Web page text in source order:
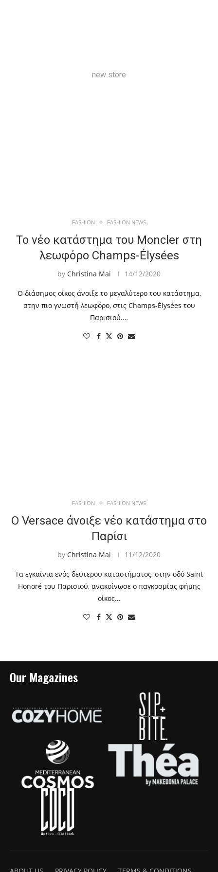
new store
FASHION FASHION NEWS
To νέο κατάστημα του Moncler στη
λεωφόρο Champs-Élysées
by Christina Mai 14/12/2020
Ο διάσημος οίκος άνοιξε το μεγαλύτερο του κατάστημα,
στην πιο γνωστή λεωφόρο, στις Champs-Élysées του
Παρισιού.…
FASHION FASHION NEWS
Ο Versace άνοιξε νέο κατάστημα στο
Παρίσι
by Christina Mai 11/12/2020
Τα εγκαίνια ενός δεύτερου καταστήματος, στην οδό Saint
Honoré του Παρισιού, ανακοίνωσε ο παγκοσμίας φήμης
οίκος…
Our Magazines